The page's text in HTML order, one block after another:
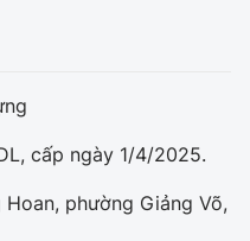
cấp ngày 1/4/2025.
phường Giảng Võ,